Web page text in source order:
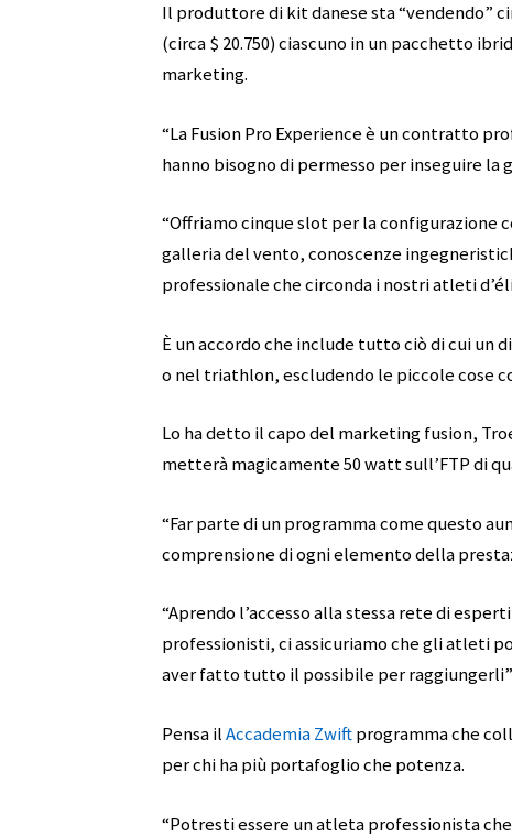
Il produttore di kit danese sta “vendendo”
(circa $ 20.750) ciascuno in un pacchetto
marketing.
“La Fusion Pro Experience è un contratto
hanno bisogno di permesso per inseguire la
“Offriamo cinque slot per la
galleria del vento, conoscenze
professionale che circonda i nostri atleti
È un accordo che include tutto ciò di cui un
o nel triathlon, escludendo le piccole cose
Lo ha detto il capo del marketing fusion,
metterà magicamente 50 watt sull’FTP di
“Far parte di un programma come questo
comprensione di ogni elemento della
“Aprendo l’accesso alla stessa rete di
professionisti, ci assicuriamo che gli atleti
aver fatto tutto il possibile per
Pensa ilAccademia Zwiftprogramma che
per chi ha più portafoglio che potenza.
“Potresti essere un atleta professionista